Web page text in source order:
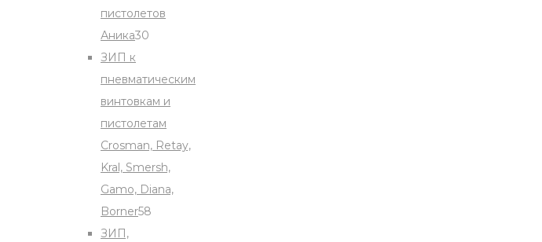
пистолетов
Аника30
ЗИП к
пневматическим
винтовкам и
пистолетам
Crosman, Retay,
Kral, Smersh,
Gamo, Diana,
Borner58
ЗИП,